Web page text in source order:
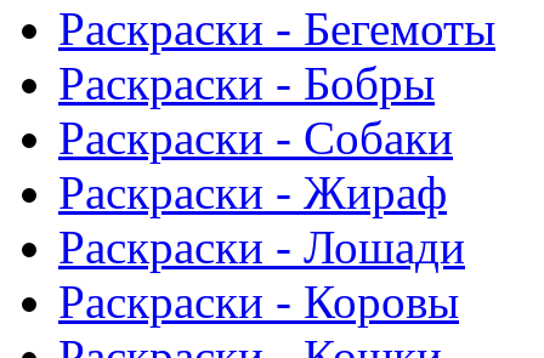
Раскраски - Бегемоты
Раскраски - Бобры
Раскраски - Собаки
Раскраски - Жираф
Раскраски - Лошади
Раскраски - Коровы